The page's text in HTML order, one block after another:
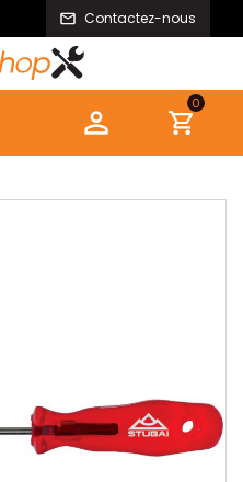
Contactez-nous

0